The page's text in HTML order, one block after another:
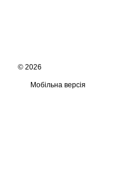
© 2026
Мобільна версія